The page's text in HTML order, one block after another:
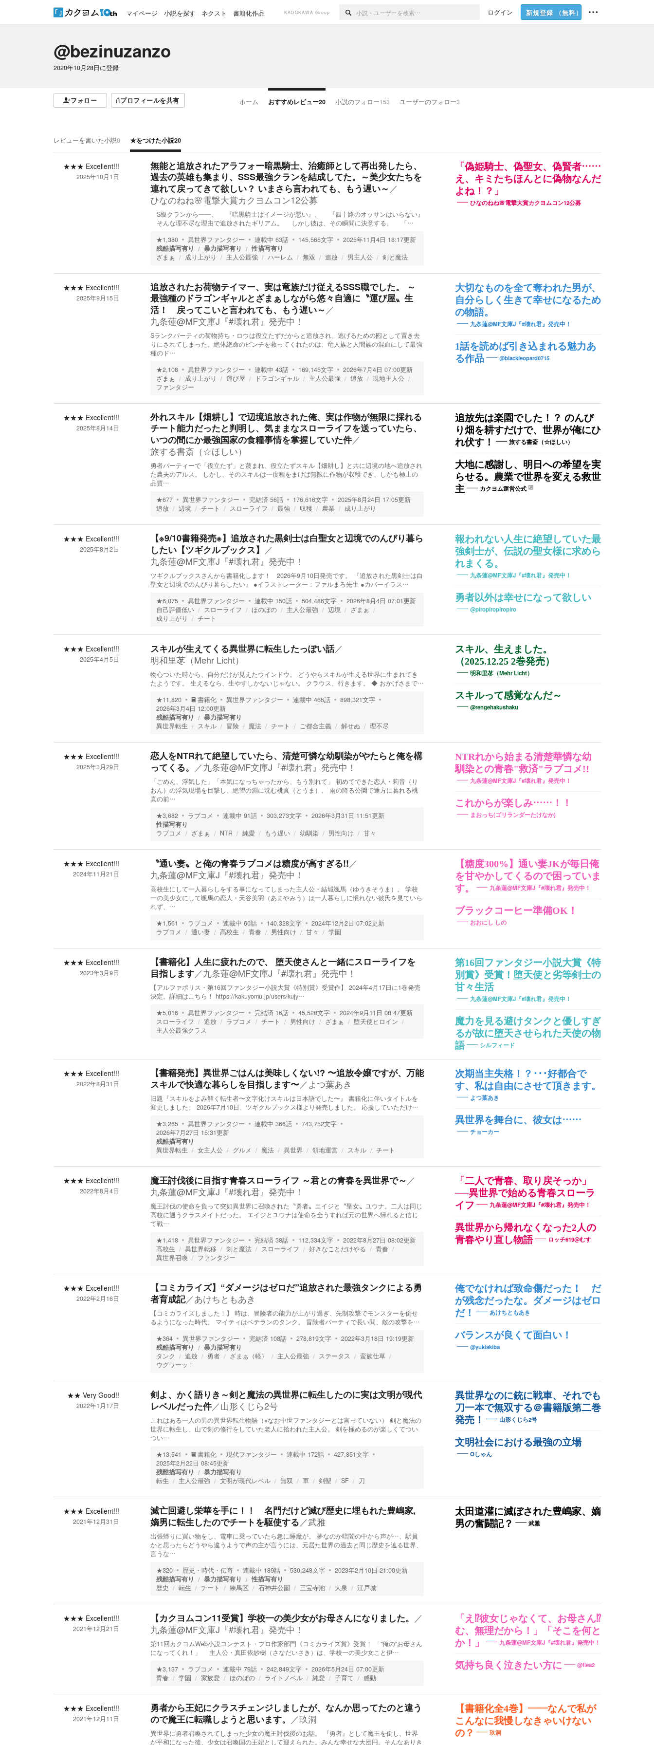
マイページ 小説を探す ネクスト 書籍化作品 KADOKAWA Group ログイン 新規登録 （無料）
@bezinuzanzo
2020年10月28日に登録
フォロー プロフィールを共有 ホーム おすすめレビュー20 小説のフォロー153 ユーザーのフォロー3
レビューを書いた小説0 ★をつけた小説20
★★★ Excellent!!!
2025年10月1日
無能と追放されたアラフォー暗黒騎士、治癒師として再出発したら、
過去の英雄も集まり、SSS最強クランを結成してた。～美少女たちを
連れて戻ってきて欲しい？ いまさら言われても、もう遅い～ ／
ひなのねね🌸電撃大賞カクヨムコン12公募
S級クランから――、 『暗黒騎士はイメージが悪い』、 『四十路のオッサンはいらない』
そんな理不尽な理由で追放されたギリアム。 しかし彼は、その瞬間に決意する。 「…
★1,380 異世界ファンタジー 連載中 63話 145,565文字 2025年11月4日 18:17更新
残酷描写有り
暴力描写有り
性描写有り
ざまぁ
成り上がり 主人公最強 ハーレム 無双 追放 男主人公 剣と魔法
「偽姫騎士、偽聖女、偽賢者……
え、キミたちほんとに偽物なんだ
よね！？」
ひなのねね🌸電撃大賞カクヨムコン12公募
★★★ Excellent!!!
2025年9月15日
追放されたお荷物テイマー、実は竜族だけ従えるSSS職でした。 ～
最強種のドラゴンギャルとざまぁしながら悠々自適に〝運び屋〟生
活！ 戻ってこいと言われても、もう遅い～ ／
九条蓮@MF文庫J『#壊れ君』発売中！
Sランクパーティの荷物持ち・ロウは役立たずだからと追放され、逃げるための囮として置き去
りにされてしまった。絶体絶命のピンチを救ってくれたのは、竜人族と人間族の混血にして最強
種のド…
★2,108 異世界ファンタジー 連載中 43話 169,145文字 2026年7月4日 07:00更新
ざまぁ
成り上がり 運び屋 ドラゴンギャル 主人公最強 追放
現地主人公
ファンタジー
大切なものを全て奪われた男が、
自分らしく生きて幸せになるため
の物語。
九条蓮@MF文庫J『#壊れ君』発売中！
1話を読めば引き込まれる魅力あ
る作品
@blackleopard0715
★★★ Excellent!!!
2025年8月14日
外れスキル【畑耕し】で辺境追放された俺、実は作物が無限に採れる
チート能力だったと判明し、気ままなスローライフを送っていたら、
いつの間にか最強国家の食糧事情を掌握していた件／
旅する書斎（☆ほしい）
勇者パーティーで「役立たず」と蔑まれ、役立たずスキル【畑耕し】と共に辺境の地へ追放され
た農夫のアルス。 しかし、そのスキルは一度種をまけば無限に作物が収穫でき、しかも極上の
品質…
★677 異世界ファンタジー 完結済 56話 176,616文字 2025年8月24日 17:05更新
追放
辺境 チート スローライフ 最強 収穫 農業 成り上がり
追放先は楽園でした！？ のんび
り畑を耕すだけで、世界が俺にひ
れ伏す！
旅する書斎（☆ほしい）
大地に感謝し、明日への希望を実
らせる。農業で世界を変える救世
主
カクヨム運営公式
★★★ Excellent!!!
2025年8月2日
【※9/10書籍発売※】追放された黒剣士は白聖女と辺境でのんびり暮ら
したい【ツギクルブックス】 ／
九条蓮@MF文庫J『#壊れ君』発売中！
ツギクルブックスさんから書籍化します！ 2026年9月10日発売です。 『追放された黒剣士は白
聖女と辺境でのんびり暮らしたい』 ●イラストレーター：ファルまろ先生 ●カバーイラス…
★6,075 異世界ファンタジー 連載中 150話 504,486文字 2026年8月4日 07:01更新
自己評価低い
スローライフ ほのぼの 主人公最強 辺境
ざまぁ
成り上がり
チート
報われない人生に絶望していた最
強剣士が、伝説の聖女様に求めら
れまくる。
九条蓮@MF文庫J『#壊れ君』発売中！
勇者以外は幸せになって欲しい
@piropiropiropiro
★★★ Excellent!!!
2025年4月5日
スキルが生えてくる異世界に転生したっぽい話／
明和里苳（Mehr Licht）
物心ついた時から、自分だけが見えたウインドウ。 どうやらスキルが生える世界に生まれてき
たようです。 生えるなら、生やすしかないじゃない。 クラウス、行きます。 ◆ おかげさまで…
★11,820 書籍化 異世界ファンタジー 連載中 466話 898,321文字
2026年3月4日 12:00更新
残酷描写有り
暴力描写有り
異世界転生
スキル 冒険 魔法 チート ご都合主義 解せぬ 理不尽
スキル、生えました。
（2025.12.25 2巻発売）
明和里苳（Mehr Licht）
スキルって感覚なんだ～
@rengehakushaku
★★★ Excellent!!!
2025年3月29日
恋人をNTRれて絶望していたら、清楚可憐な幼馴染がやたらと俺を構
ってくる。 ／九条蓮@MF文庫J『#壊れ君』発売中！
「ごめん、浮気した」「本気になっちゃったから、もう別れて」 初めてできた恋人・莉音（り
おん）の浮気現場を目撃し、絶望の淵に沈む桃真（とうま）。 雨の降る公園で途方に暮れる桃
真の前…
★3,682 ラブコメ 連載中 91話 303,273文字 2026年3月31日 11:51更新
性描写有り
ラブコメ
ざまぁ NTR 純愛 もう遅い 幼馴染 男性向け 甘々
NTRれから始まる清楚華憐な幼
馴染との青春"救済"ラブコメ!!
九条蓮@MF文庫J『#壊れ君』発売中！
これからが楽しみ……！！
まおっち(ゴリランダーたけなか)
★★★ Excellent!!!
2024年11月21日
〝通い妻〟と俺の青春ラブコメは糖度が高すぎる!!／
九条蓮@MF文庫J『#壊れ君』発売中！
高校生にして一人暮らしをする事になってしまった主人公・結城颯馬（ゆうきそうま）。 学校
一の美少女にして颯馬の恋人・天谷美羽（あまやみう）は一人暮らしに慣れない彼氏を見ていら
れず、…
★1,561 ラブコメ 連載中 60話 140,328文字 2024年12月2日 07:02更新
ラブコメ
通い妻 高校生 青春 男性向け 甘々 学園
【糖度300%】通い妻JKが毎日俺
を甘やかしてくるので困っていま
す。
九条蓮@MF文庫J『#壊れ君』発売中！
ブラックコーヒー準備OK！
おおにし しの
★★★ Excellent!!!
2023年3月9日
【書籍化】人生に疲れたので、 堕天使さんと一緒にスローライフを
目指します／九条蓮@MF文庫J『#壊れ君』発売中！
【アルファポリス・第16回ファンタジー小説大賞《特別賞》受賞作】 2024年4月17日に1巻発売
決定。詳細はこちら！ https://kakuyomu.jp/users/kujy…
★5,016 異世界ファンタジー 完結済 16話 45,528文字 2024年9月11日 08:47更新
スローライフ
追放 ラブコメ チート 男性向け ざまぁ
堕天使ヒロイン
主人公最強クラス
第16回ファンタジー小説大賞《特
別賞》受賞！堕天使と劣等剣士の
甘々生活
九条蓮@MF文庫J『#壊れ君』発売中！
魔力を見る避けタンクと優しすぎ
るが故に堕天させられた天使の物
語
シルフィード
★★★ Excellent!!!
2022年8月31日
【書籍発売】異世界ごはんは美味しくない!? 〜追放令嬢ですが、万能
スキルで快適な暮らしを目指します〜／よつ葉あき
旧題『スキルをよみ解く転生者〜文字化けスキルは日本語でした〜』 書籍化に伴いタイトルを
変更しました。 2026年7月10日、ツギクルブックス様より発売しました。 応援していただけ…
★3,265 異世界ファンタジー 連載中 366話 743,752文字
2026年7月27日 15:31更新
残酷描写有り
異世界転生
女主人公 グルメ 魔法 異世界 領地運営 スキル チート
次期当主失格！？･･･好都合で
す、私は自由にさせて頂きます。
よつ葉あき
異世界を舞台に、彼女は……
チョーカー
★★★ Excellent!!!
2022年8月4日
魔王討伐後に目指す青春スローライフ ～君との青春を異世界で～ ／
九条蓮@MF文庫J『#壊れ君』発売中！
魔王討伐の使命を負って突如異世界に召喚された〝勇者〟エイジと〝聖女〟ユウナ。二人は同じ
高校に通うクラスメイトだった。 エイジとユウナは使命を全うすれば元の世界へ帰れると信じ
て戦…
★1,418 異世界ファンタジー 完結済 38話 112,334文字 2022年8月27日 08:02更新
高校生
異世界転移 剣と魔法 スローライフ 好きなことだけやる
青春
異世界召喚
ファンタジー
「二人で青春、取り戻そっか」
──異世界で始める青春スローラ
イフ
九条蓮@MF文庫J『#壊れ君』発売中！
異世界から帰れなくなった2人の
青春やり直し物語
ロッチ619@むす
★★★ Excellent!!!
2022年2月16日
【コミカライズ】“ダメージはゼロだ”追放された最強タンクによる勇
者育成記／あけちともあき
【コミカライズしました！】 時は、冒険者の能力が上がり過ぎ、先制攻撃でモンスターを倒せ
るようになった時代。 マイティはベテランのタンク。 冒険者パーティで長い間、敵の攻撃を…
★364 異世界ファンタジー 完結済 108話 278,819文字 2022年3月18日 19:19更新
残酷描写有り
暴力描写有り
タンク
追放 勇者 ざまぁ（軽） 主人公最強 ステータス
蛮族仕草
ウグワーッ！
俺でなければ致命傷だった！ だ
が残念だったな。ダメージはゼロ
だ！
あけちともあき
バランスが良くて面白い！
@yukiakiba
★★ Very Good!!
2022年1月17日
剣よ、かく語りき～剣と魔法の異世界に転生したのに実は文明が現代
レベルだった件／山形くじら2号
これはある一人の男の異世界転生物語（※なお中世ファンタジーとは言っていない） 剣と魔法の
世界に転生し、山で剣の修行をしていた老人に拾われた主人公。 剣を極めるのが楽しくてつい
つい…
★13,541 書籍化 現代ファンタジー 連載中 172話 427,851文字
2025年2月22日 08:45更新
残酷描写有り
暴力描写有り
転生
主人公最強 文明が現代レベル 無双 軍 剣聖 SF 刀
異世界なのに銃に戦車、それでも
刀一本で無双する＠書籍版第二巻
発売！
山形くじら2号
文明社会における最強の立場
Oしゃん
★★★ Excellent!!!
2021年12月31日
滅亡回避し栄華を手に！！ 名門だけど滅び歴史に埋もれた豊嶋家,
嫡男に転生したのでチートを駆使する／武雅
出張帰りに買い物をし、電車に乗っていたら急に睡魔が。 夢なのか暗闇の中から声が…、駅員
かと思ったらどうやら違うようで声の主が言うには、元居た世界の過去と同じ歴史を辿る世界、
言うな…
★320 歴史・時代・伝奇 連載中 189話 530,248文字 2023年2月10日 21:00更新
残酷描写有り
暴力描写有り
性描写有り
歴史
転生 チート 練馬区 石神井公園 三宝寺池 大泉 江戸城
太田道灌に滅ぼされた豊嶋家、嫡
男の奮闘記？
武雅
★★★ Excellent!!!
2021年12月21日
【カクヨムコン11受賞】学校一の美少女がお母さんになりました。 ／
九条蓮@MF文庫J『#壊れ君』発売中！
第11回カクヨムWeb小説コンテスト・プロ作家部門《コミカライズ賞》受賞！ 「"俺の"お母さん
になってくれ！」 主人公・真田依紗樹（さなだいさき）は、学校一の美少女こと伊…
★3,137 ラブコメ 連載中 79話 242,849文字 2026年5月24日 07:00更新
青春
学園 家族愛 ほのぼの ライトノベル 純愛 子育て 感動
「え⁉彼女じゃなくて、お母さん⁉
む、無理だから！」「そこを何と
か！」
九条蓮@MF文庫J『#壊れ君』発売中！
気持ち良く泣きたい方に @flea2
★★★ Excellent!!!
2021年12月11日
勇者から王妃にクラスチェンジしましたが、なんか思ってたのと違う
ので魔王に転職しようと思います。 ／玖洞
異世界に勇者召喚されてしまった少女の魔王討伐後のお話。 『勇者』として魔王を倒し、世界
が平和になった後、少女は召喚国の王妃として迎えられた。みんな幸せな大団円。そんなありき
【書籍化全4巻】――なんで私が
こんなに我慢しなきゃいけない
の？
玖洞